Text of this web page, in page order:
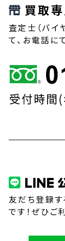
買取
査定士（バイ
て、お電話に
友だち登録す
です！ぜひご